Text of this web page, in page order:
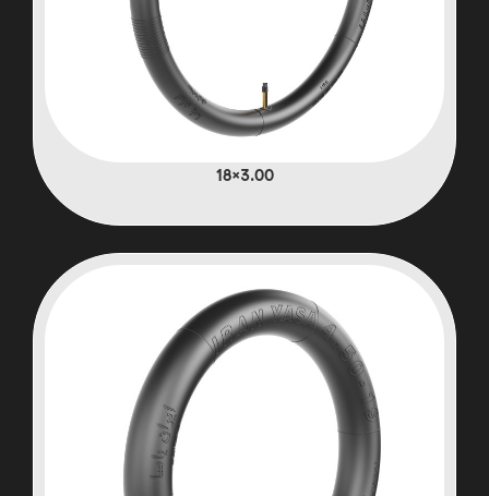
3.00×18